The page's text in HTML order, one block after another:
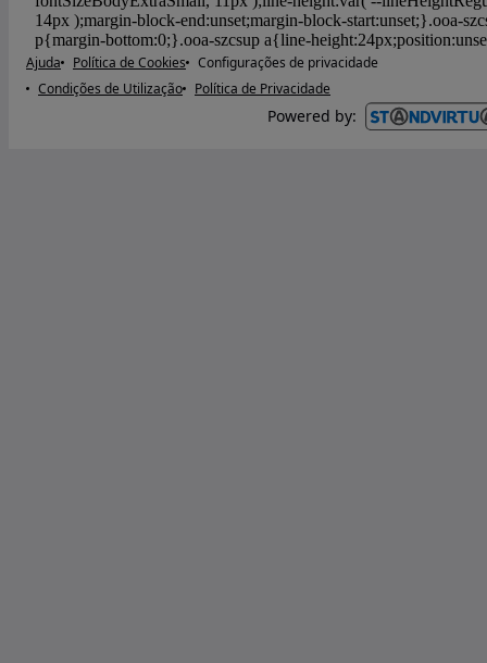
Ajuda Política de Cookies
Configurações de privacidade
Condições de Utilização
Política de Privacidade
Powered by: